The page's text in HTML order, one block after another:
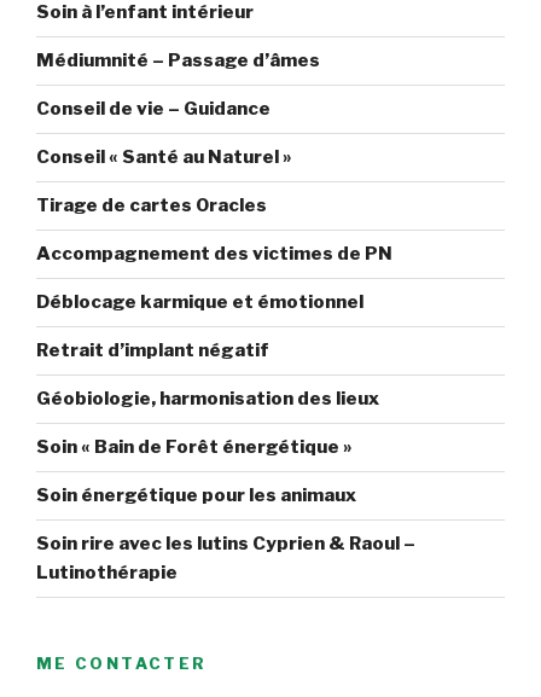
Soin à l’enfant intérieur
Médiumnité – Passage d’âmes
Conseil de vie – Guidance
Conseil « Santé au Naturel »
Tirage de cartes Oracles
Accompagnement des victimes de PN
Déblocage karmique et émotionnel
Retrait d’implant négatif
Géobiologie, harmonisation des lieux
Soin « Bain de Forêt énergétique »
Soin énergétique pour les animaux
Soin rire avec les lutins Cyprien & Raoul –
Lutinothérapie
ME CONTACTER